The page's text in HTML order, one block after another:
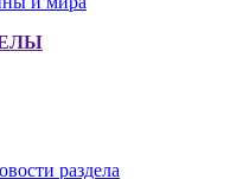
раздела